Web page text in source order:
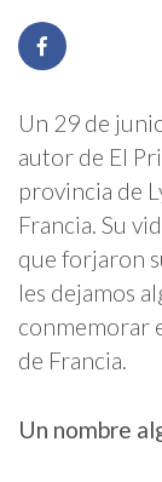
Un 29 de
autor de El
provincia de
Francia. Su
que forjaron
les dejamos
conmemorar
de Francia.
Un nombre